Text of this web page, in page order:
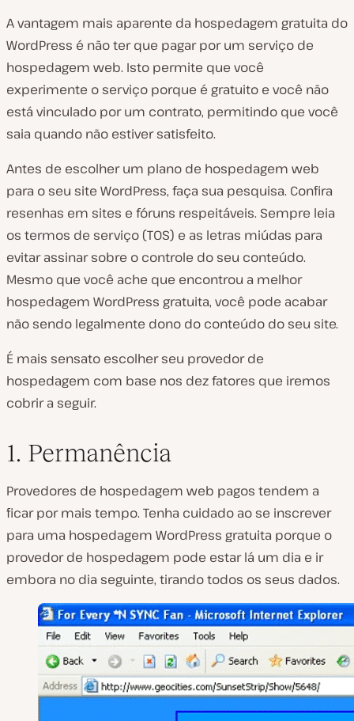
A vantagem mais aparente da hospedagem gratuita do
WordPress é não ter que pagar por um serviço de
hospedagem web. Isto permite que você
experimente o serviço porque é gratuito e você não
está vinculado por um contrato, permitindo que você
saia quando não estiver satisfeito.
Antes de escolher um plano de hospedagem web
para o seu site WordPress, faça sua pesquisa. Confira
resenhas em sites e fóruns respeitáveis. Sempre leia
os termos de serviço (TOS) e as letras miúdas para
evitar assinar sobre o controle do seu conteúdo.
Mesmo que você ache que encontrou a melhor
hospedagem WordPress gratuita, você pode acabar
não sendo legalmente dono do conteúdo do seu site.
É mais sensato escolher seu provedor de
hospedagem com base nos dez fatores que iremos
cobrir a seguir.
1. Permanência
Provedores de hospedagem web pagos tendem a
ficar por mais tempo. Tenha cuidado ao se inscrever
para uma hospedagem WordPress gratuita porque o
provedor de hospedagem pode estar lá um dia e ir
embora no dia seguinte, tirando todos os seus dados.